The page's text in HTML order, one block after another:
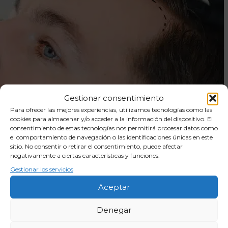
Gestionar consentimiento
Para ofrecer las mejores experiencias, utilizamos tecnologías como las
cookies para almacenar y/o acceder a la información del dispositivo. El
consentimiento de estas tecnologías nos permitirá procesar datos como
el comportamiento de navegación o las identificaciones únicas en este
sitio. No consentir o retirar el consentimiento, puede afectar
negativamente a ciertas características y funciones.
Gestionar los servicios
Aceptar
Denegar